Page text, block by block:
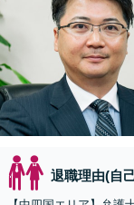
退職理由(自